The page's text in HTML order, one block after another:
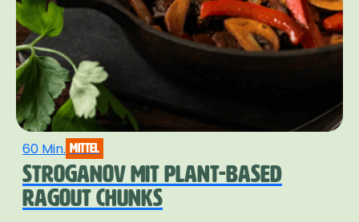
einfach freien Lauf.
60 Min. mittel
STROGANOV MIT PLANT-BASED
RAGOUT CHUNKS